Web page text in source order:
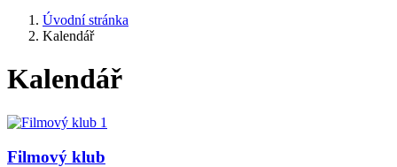
Úvodní stránka
Kalendář
Kalendář
Filmový klub